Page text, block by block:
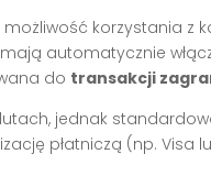
korzystania z
automatycznie
do transakcji
jednak
płatniczą (np. Visa